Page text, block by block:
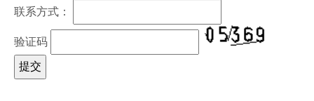
联系方式：
验证码